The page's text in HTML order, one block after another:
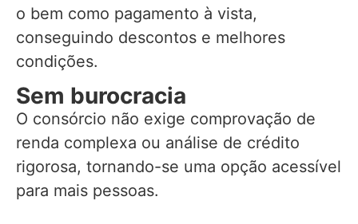
o bem como pagamento à vista,
conseguindo descontos e melhores
condições.
Sem burocracia
O consórcio não exige comprovação de
renda complexa ou análise de crédito
rigorosa, tornando-se uma opção acessível
para mais pessoas.